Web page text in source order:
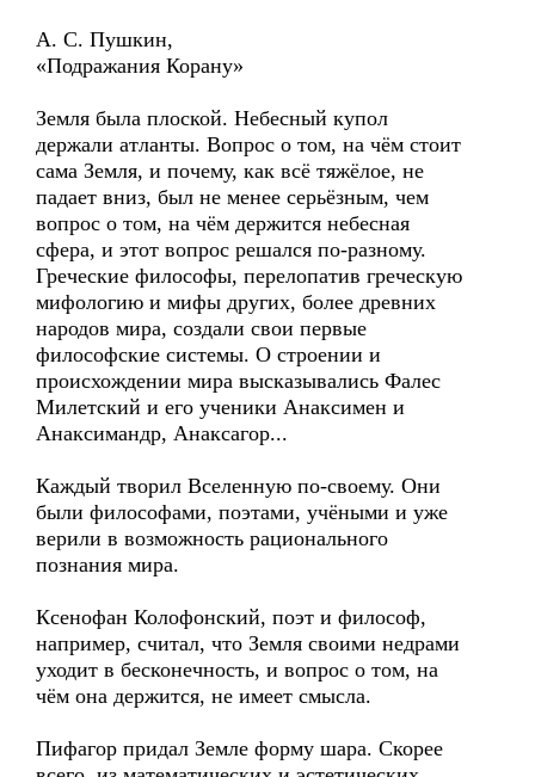
А. С. Пушкин,
«Подражания Корану»
Земля была плоской. Небесный купол
держали атланты. Вопрос о том, на чём стоит
сама Земля, и почему, как всё тяжёлое, не
падает вниз, был не менее серьёзным, чем
вопрос о том, на чём держится небесная
сфера, и этот вопрос решался по-разному.
Греческие философы, перелопатив греческую
мифологию и мифы других, более древних
народов мира, создали свои первые
философские системы. О строении и
происхождении мира высказывались Фалес
Милетский и его ученики Анаксимен и
Анаксимандр, Анаксагор...
Каждый творил Вселенную по-своему. Они
были философами, поэтами, учёными и уже
верили в возможность рационального
познания мира.
Ксенофан Колофонский, поэт и философ,
например, считал, что Земля своими недрами
уходит в бесконечность, и вопрос о том, на
чём она держится, не имеет смысла.
Пифагор придал Земле форму шара. Скорее